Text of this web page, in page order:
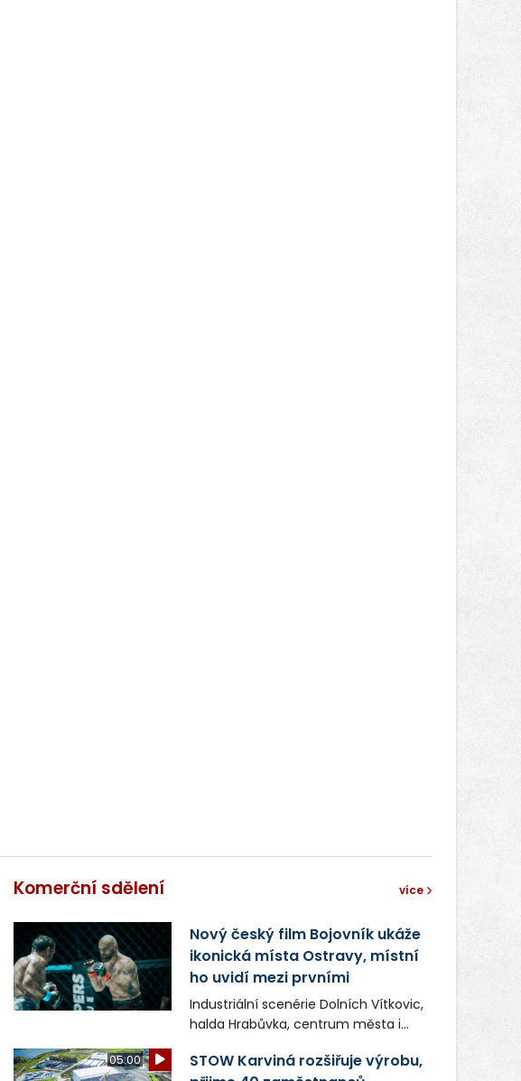
Komerční sdělení více
Nový český film Bojovník ukáže
ikonická místa Ostravy, místní
ho uvidí mezi prvními
Industriální scenérie Dolních Vítkovic,
halda Hrabůvka, centrum města i
v novém filmu Bojovník, který vstoupí
05:00
STOW Karviná rozšiřuje výrobu,